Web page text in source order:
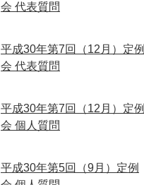
会 代表質問
平成30年第7回（12月）定例
会 代表質問
平成30年第7回（12月）定例
会 個人質問
平成30年第5回（9月）定例